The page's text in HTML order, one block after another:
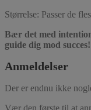
Størrelse: Passer de
Bær det med
guide dig mod succes!
Anmeldelser
Der er endnu ikke
Vær den første til at